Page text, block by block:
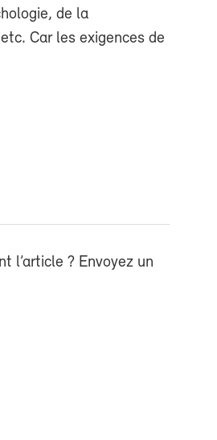
de la
Car les exigences de
l’article ? Envoyez un